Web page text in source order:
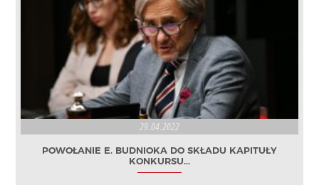
29.04.2022
POWOŁANIE E. BUDNIOKA DO SKŁADU KAPITUŁY
KONKURSU...